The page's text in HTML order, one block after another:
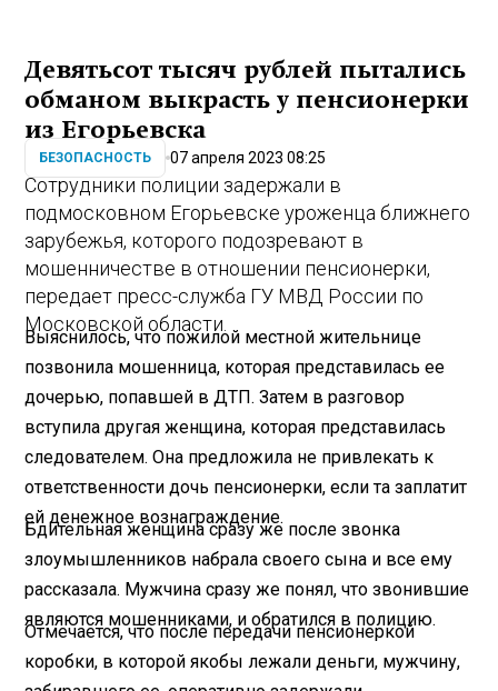
Девятьсот тысяч рублей пытались
обманом выкрасть у пенсионерки
из Егорьевска
БЕЗОПАСНОСТЬ 07 апреля 2023 08:25
Сотрудники полиции задержали в
подмосковном Егорьевске уроженца ближнего
зарубежья, которого подозревают в
мошенничестве в отношении пенсионерки,
передает пресс-служба ГУ МВД России по
Московской области.
Выяснилось, что пожилой местной жительнице
позвонила мошенница, которая представилась ее
дочерью, попавшей в ДТП. Затем в разговор
вступила другая женщина, которая представилась
следователем. Она предложила не привлекать к
ответственности дочь пенсионерки, если та заплатит
ей денежное вознаграждение.
Бдительная женщина сразу же после звонка
злоумышленников набрала своего сына и все ему
рассказала. Мужчина сразу же понял, что звонившие
являются мошенниками, и обратился в полицию.
Отмечается, что после передачи пенсионеркой
коробки, в которой якобы лежали деньги, мужчину,